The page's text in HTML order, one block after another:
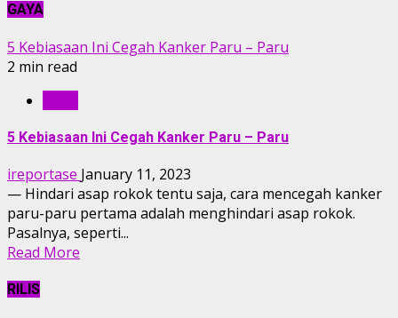
GAYA
5 Kebiasaan Ini Cegah Kanker Paru – Paru
2 min read
5 Kebiasaan Ini Cegah Kanker Paru – Paru
ireportase January 11, 2023
— Hindari asap rokok tentu saja, cara mencegah kanker
paru-paru pertama adalah menghindari asap rokok.
Pasalnya, seperti...
Read More
RILIS